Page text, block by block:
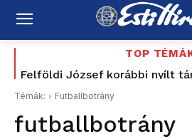
TOP
Felföldi József korábbi nyílt
kéri Magyar Pétert:
Témák: Futballbotrány
futballbotrány